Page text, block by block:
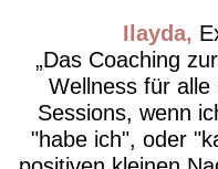
Ilayda
Das Coaching
Wellness für
Sessions, wenn
"habe ich", oder